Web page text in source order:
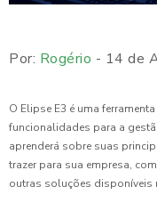
Por: Rogério - 14 de
O Elipse E3 é uma
funcionalidades para a
aprenderá sobre suas
trazer para sua empresa,
outras soluções disponíveis